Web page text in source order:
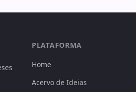
PLATAFORMA
Home
Acervo de Ideias